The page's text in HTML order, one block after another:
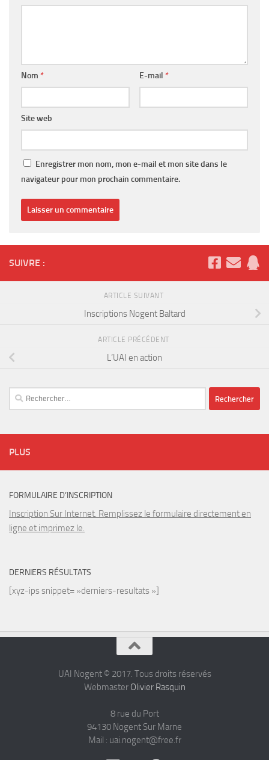
Nom * E-mail *
Site web
Enregistrer mon nom, mon e-mail et mon site dans le
navigateur pour mon prochain commentaire.
SUIVRE :
ARTICLE SUIVANT
Inscriptions Nogent Baltard
ARTICLE PRÉCÉDENT
L’UAI en action
Rechercher :
PLUS
FORMULAIRE D’INSCRIPTION
Inscription Sur Internet. Remplissez le formulaire directement en
ligne et imprimez le.
DERNIERS RÉSULTATS
[xyz-ips snippet= »derniers-resultats »]
UAI Nogent © 2017. Tous droits réservés
Webmaster Olivier Rasquin
8 rue du Port
94130 Nogent Sur Marne
Mail : uai.nogent@free.fr